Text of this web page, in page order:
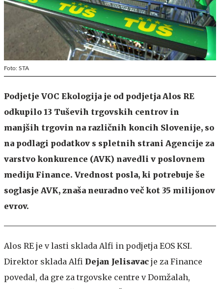
Foto: STA
Podjetje VOC Ekologija je od podjetja Alos RE
odkupilo 13 Tuševih trgovskih centrov in
manjših trgovin na različnih koncih Slovenije, so
na podlagi podatkov s spletnih strani Agencije za
varstvo konkurence (AVK) navedli v poslovnem
mediju Finance. Vrednost posla, ki potrebuje še
soglasje AVK, znaša neuradno več kot 35 milijonov
evrov.
Alos RE je v lasti sklada Alfi in podjetja EOS KSI.
Direktor sklada Alfi Dejan Jelisavac je za Finance
povedal, da gre za trgovske centre v Domžalah,